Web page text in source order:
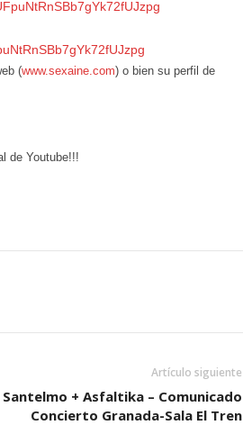
(www.sexaine.com) o bien su perfil de
de Youtube!!!
Artículo siguiente
Santelmo + Asfaltika – Comunicado
Concierto Granada-Sala El Tren